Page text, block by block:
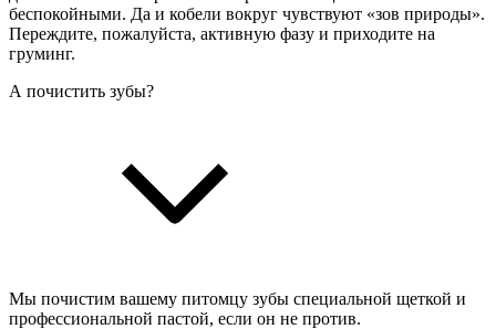
беспокойными. Да и кобели вокруг чувствуют «зов природы».
Переждите, пожалуйста, активную фазу и приходите на
груминг.
А почистить зубы?
Мы почистим вашему питомцу зубы специальной щеткой и
профессиональной пастой, если он не против.